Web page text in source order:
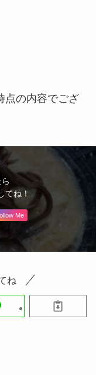
点の内容でござ
てね！
Me
ね